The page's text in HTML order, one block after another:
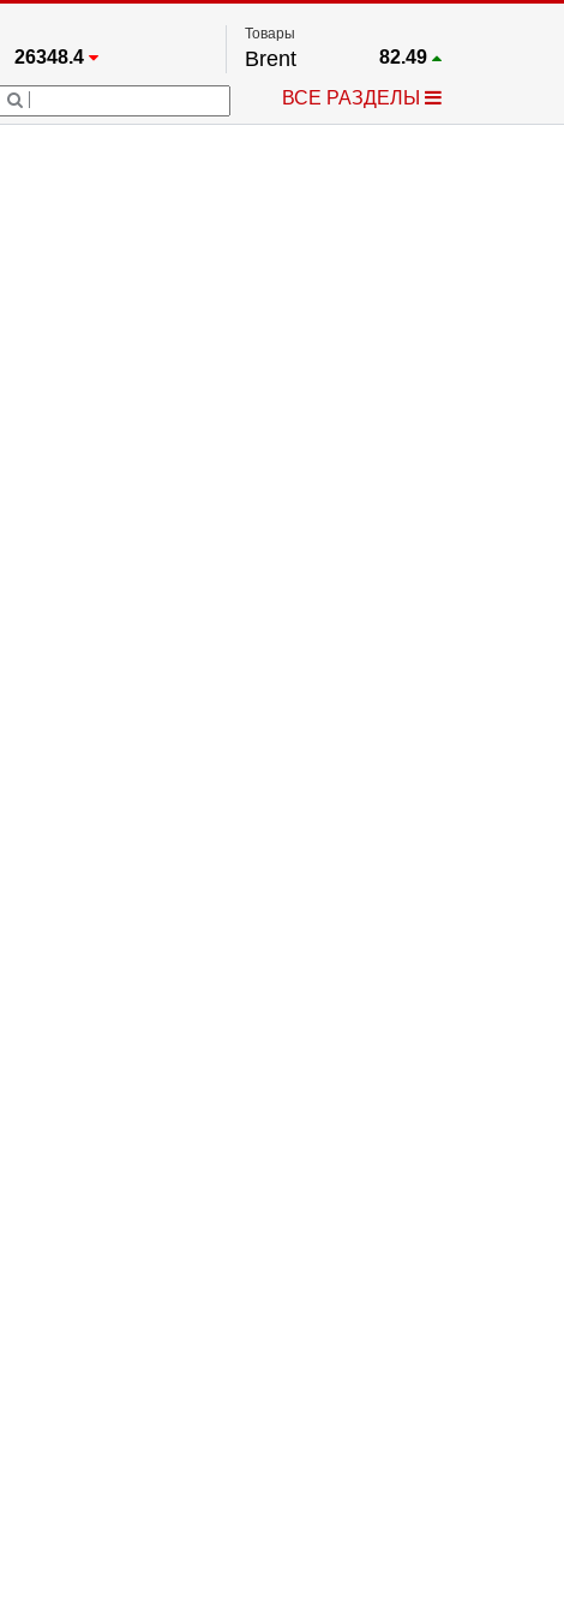
26348.4
67.17
53885.1
Товары
Brent 82.49
Платина
2.63
ВСЕ РАЗДЕЛЫ